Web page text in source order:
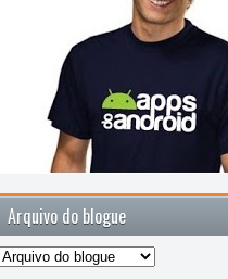
Arquivo do blogue